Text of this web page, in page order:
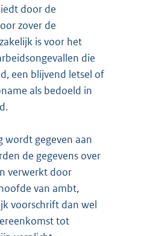
door de
zover de
is voor het
die
een blijvend letsel of
als bedoeld in
wordt gegeven aan
de gegevens over
verwerkt door
van ambt,
voorschrift dan wel
tot